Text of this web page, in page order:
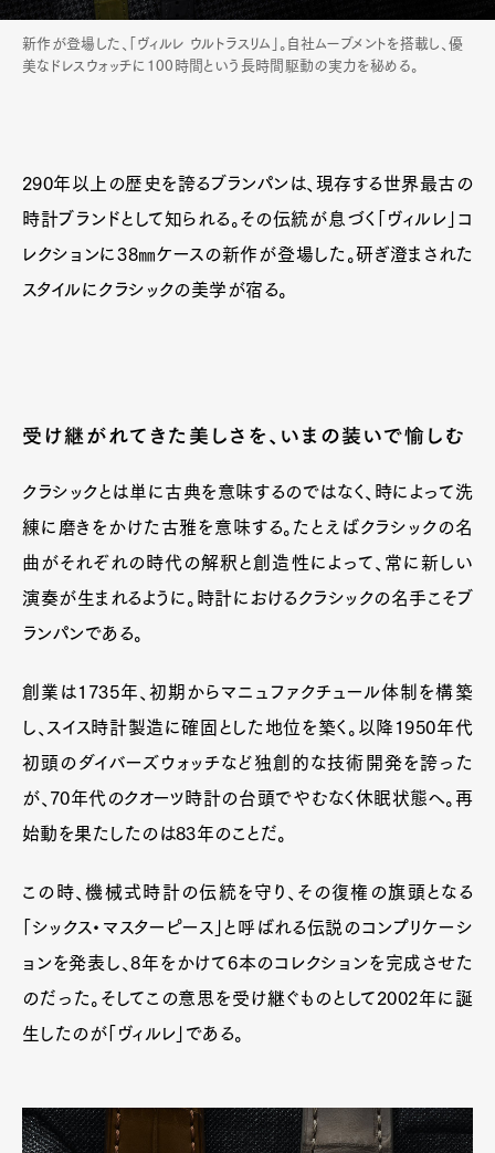
新作が登場した、「ヴィルレ ウルトラスリム」。自社ムーブメントを搭載し、優
美なドレスウォッチに100時間という長時間駆動の実力を秘める。
290年以上の歴史を誇るブランパンは、現存する世界最古の
時計ブランドとして知られる。その伝統が息づく「ヴィルレ」コ
レクションに38㎜ケースの新作が登場した。研ぎ澄まされた
スタイルにクラシックの美学が宿る。
受け継がれてきた美しさを、いまの装いで愉しむ
クラシックとは単に古典を意味するのではなく、時によって洗
練に磨きをかけた古雅を意味する。たとえばクラシックの名
曲がそれぞれの時代の解釈と創造性によって、常に新しい
演奏が生まれるように。時計におけるクラシックの名手こそブ
ランパンである。
創業は1735年、初期からマニュファクチュール体制を構築
し、スイス時計製造に確固とした地位を築く。以降1950年代
初頭のダイバーズウォッチなど独創的な技術開発を誇った
が、70年代のクオーツ時計の台頭でやむなく休眠状態へ。再
始動を果たしたのは83年のことだ。
この時、機械式時計の伝統を守り、その復権の旗頭となる
「シックス・マスターピース」と呼ばれる伝説のコンプリケーシ
ョンを発表し、8年をかけて6本のコレクションを完成させた
のだった。そしてこの意思を受け継ぐものとして2002年に誕
生したのが「ヴィルレ」である。